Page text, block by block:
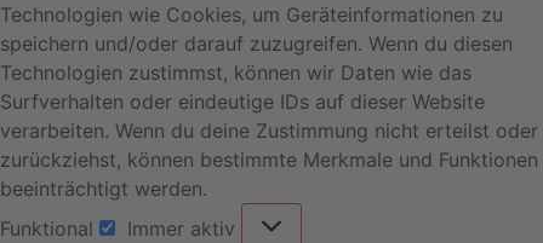
Technologien wie Cookies, um Geräteinformationen zu
speichern und/oder darauf zuzugreifen. Wenn du diesen
Technologien zustimmst, können wir Daten wie das
Surfverhalten oder eindeutige IDs auf dieser Website
verarbeiten. Wenn du deine Zustimmung nicht erteilst oder
zurückziehst, können bestimmte Merkmale und Funktionen
beeinträchtigt werden.
Funktional
Immer aktiv